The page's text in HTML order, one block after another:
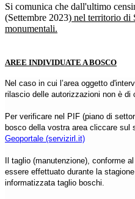
Si comunica che dall'ultimo
(Settembre 2023) nel territorio di
monumentali.
AREE INDIVIDUATE A BOSCO
Nel caso in cui l’area oggetto
rilascio delle autorizzazioni non è di
Per verificare nel PIF (piano di
bosco della vostra area cliccare sul
Geoportale (servizirl.it)
Il taglio (manutenzione), conforme
essere effettuato durante la
informatizzata taglio boschi.